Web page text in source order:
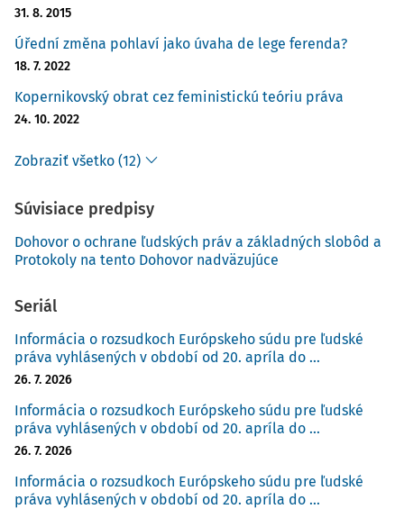
31. 8. 2015
Úřední změna pohlaví jako úvaha de lege ferenda?
18. 7. 2022
Kopernikovský obrat cez feministickú teóriu práva
24. 10. 2022
Zobraziť všetko (12)
Súvisiace predpisy
Dohovor o ochrane ľudských práv a základných slobôd a
Protokoly na tento Dohovor nadväzujúce
Seriál
Informácia o rozsudkoch Európskeho súdu pre ľudské
práva vyhlásených v období od 20. apríla do ...
26. 7. 2026
Informácia o rozsudkoch Európskeho súdu pre ľudské
práva vyhlásených v období od 20. apríla do ...
26. 7. 2026
Informácia o rozsudkoch Európskeho súdu pre ľudské
práva vyhlásených v období od 20. apríla do ...